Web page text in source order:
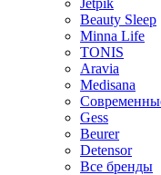
Jetpik
Beauty Sleep
Minna Life
TONIS
Aravia
Medisana
Gess
Beurer
Detensor
Все бренды